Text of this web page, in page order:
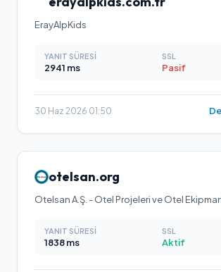
ErayAlpKids
YANIT SÜRESI
2941 ms
SSL
Pasif
30 Haz 2026 01:50
otelsan.org
Otelsan A.Ş. - Otel Projeleri ve Otel
YANIT SÜRESI
1838ms
SSL
Aktif